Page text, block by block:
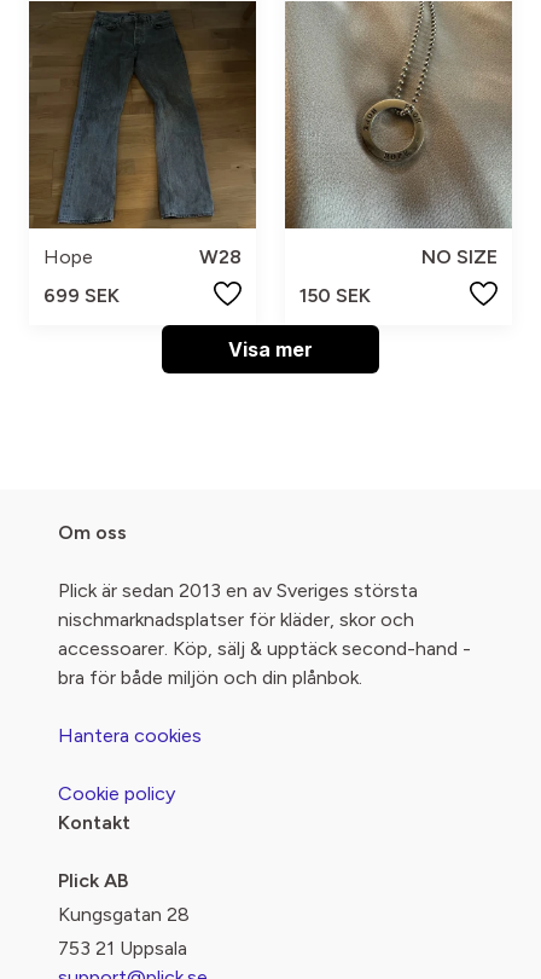
Hope
W28
699 SEK
NO SIZE
150 SEK
Visa mer
Om oss
Plick är sedan 2013 en av Sveriges största
nischmarknadsplatser för kläder, skor och
accessoarer. Köp, sälj & upptäck second-hand -
bra för både miljön och din plånbok.
Hantera cookies
Cookie policy
Kontakt
Plick AB
Kungsgatan 28
753 21 Uppsala